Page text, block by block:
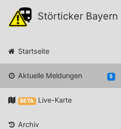
Störticker Bayern
Startseite
Aktuelle Meldungen 5
BETA Live-Karte
Archiv